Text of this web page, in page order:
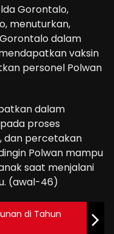
Gorontalo,
menuturkan,
dalam
vaksin
personel Polwan
dalam
proses
dan percetakan
Polwan mampu
saat menjalani
(awal-46)
di Tahun